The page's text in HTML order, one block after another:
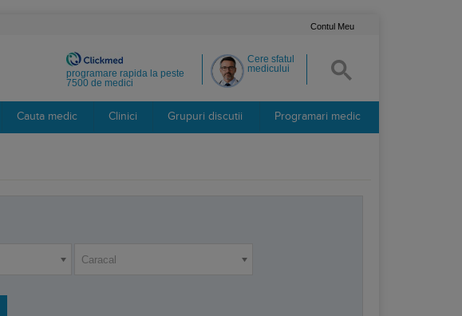
Contul Meu
Cere sfatul
medicului
programare rapida la peste
7500 de medici
Cauta medic Clinici Grupuri discutii Programari medic
Caracal